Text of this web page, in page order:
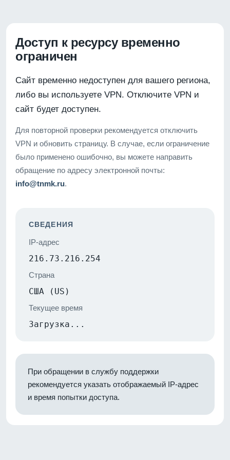
Доступ к ресурсу временно
ограничен
Сайт временно недоступен для вашего региона,
либо вы используете VPN. Отключите VPN и
сайт будет доступен.
Для повторной проверки рекомендуется отключить
VPN и обновить страницу. В случае, если ограничение
было применено ошибочно, вы можете направить
обращение по адресу электронной почты:
info@tnmk.ru.
СВЕДЕНИЯ
IP-адрес
216.73.216.254
Страна
США (US)
Текущее время
Загрузка...
При обращении в службу поддержки
рекомендуется указать отображаемый IP-адрес
и время попытки доступа.